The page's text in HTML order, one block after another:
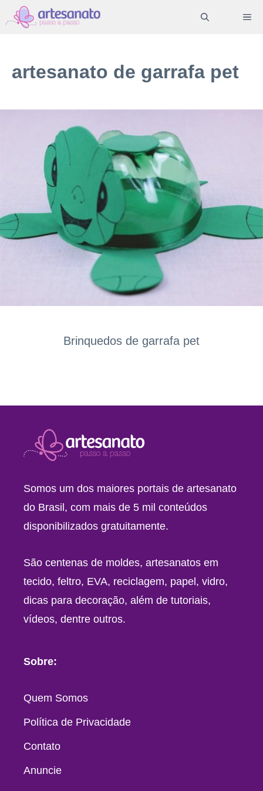
Pular
para
conteúdo
artesanato de garrafa pet
Brinquedos de garrafa pet
Somos um dos maiores portais de artesanato
do Brasil, com mais de 5 mil conteúdos
disponibilizados gratuitamente.
São centenas de moldes, artesanatos em
tecido, feltro, EVA, reciclagem, papel, vidro,
dicas para decoração, além de tutoriais,
vídeos, dentre outros.
Sobre:
Quem Somos
Política de Privacidade
Contato
Anuncie